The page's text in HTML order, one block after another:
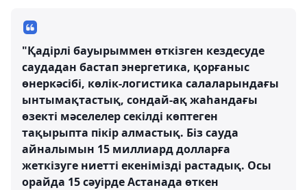
"Қадірлі бауырыммен өткізген кездесуде
саудадан бастап энергетика, қорғаныс
өнеркәсібі, көлік-логистика салаларындағы
ынтымақтастық, сондай-ақ жаһандағы
өзекті мәселелер секілді көптеген
тақырыпта пікір алмастық. Біз сауда
айналымын 15 миллиард долларға
жеткізуге ниетті екенімізді растадық. Осы
орайда 15 сәуірде Астанада өткен